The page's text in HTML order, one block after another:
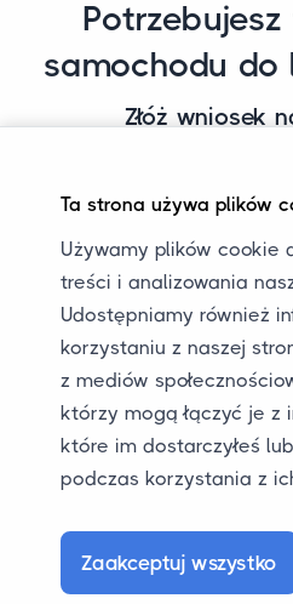
samochodu do
Złóż wniosek
samochodu do lub z
formularz
transport
Złóż wniosek
Ta strona używa plików
Używamy plików cookie
treści i analizowania
Udostępniamy również
korzystaniu z naszej
z mediów
którzy mogą łączyć je z
które im dostarczyłeś
podczas korzystania z
Zaakceptuj wszystko